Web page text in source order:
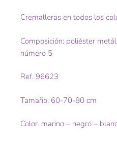
Cremalleras en todos los
Composición: poliéster
número 5
Ref. 96623
Tamaño. 60-70-80 cm
Color. marino – negro –